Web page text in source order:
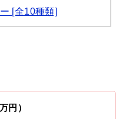
[全10種類]
円）